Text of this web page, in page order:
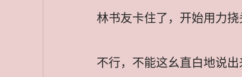
林书友卡住了，开始用力挠
不行，不能这幺直白地说